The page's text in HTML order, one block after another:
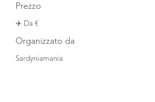
Prezzo
✈️ Da €
Organizzato da
Sardyniamania